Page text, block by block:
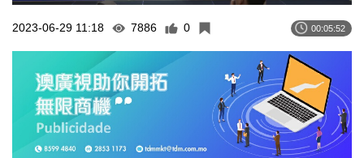
2023-06-29 11:18 7886 0 00:05:52